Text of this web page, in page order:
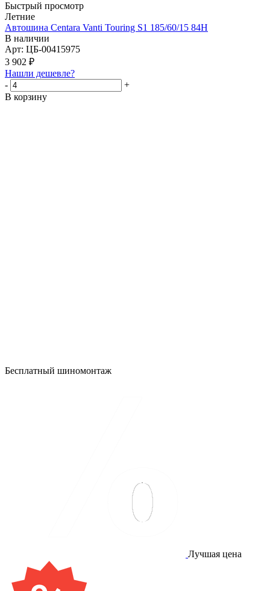
Быстрый просмотр
Летние
Автошина Centara Vanti Touring S1 185/60/15 84H
В наличии
Арт: ЦБ-00415975
3 902 ₽
Нашли дешевле?
-
+
В корзину
Бесплатный шиномонтаж
Лучшая цена